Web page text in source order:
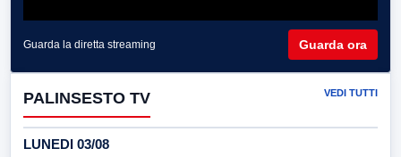
Guarda la diretta streaming Guarda ora
PALINSESTO TV VEDI TUTTI
LUNEDI 03/08